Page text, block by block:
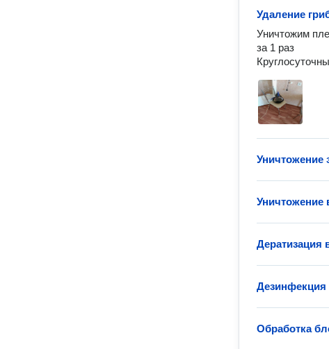
Удаление
Уничтожим
за 1 раз
Уничтожение
Уничтожение
Дератизaция
Дезинфекция
Обработка